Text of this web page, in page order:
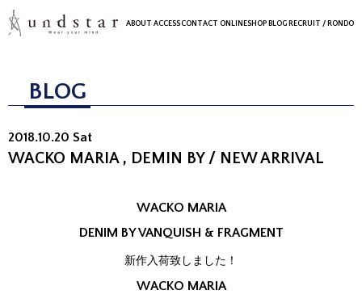
ABOUT ACCESSCONTACT ONLINESHOP BLOG RECRUIT / RONDO
BLOG
2018.10.20 Sat
WACKO MARIA , DEMIN BY / NEW ARRIVAL
WACKO MARIA
DENIM BY VANQUISH & FRAGMENT
新作入荷致しました！
WACKO MARIA